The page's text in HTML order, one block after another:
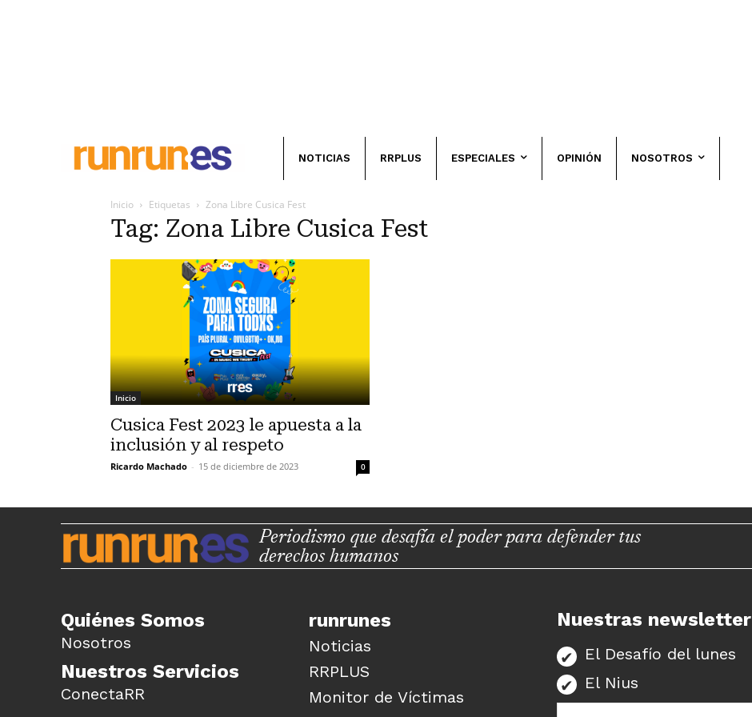
NOTICIAS RRPLUS ESPECIALES OPINIÓN NOSOTROS
Inicio Etiquetas Zona Libre Cusica Fest
Tag: Zona Libre Cusica Fest
Inicio
Cusica Fest 2023 le apuesta a la
inclusión y al respeto
Ricardo Machado - 15 de diciembre de 2023 0
Periodismo que desafía el poder para defender tus
derechos humanos
Quiénes Somos
Nosotros
Nuestros Servicios
ConectaRR
runrunes
Noticias
RRPLUS
Monitor de Víctimas
Nuestras newsletter
El Desafío del lunes
El Nius